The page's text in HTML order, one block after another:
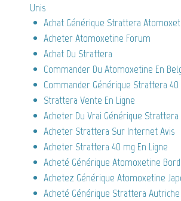
Unis
Achat Générique Strattera
Acheter Atomoxetine Forum
Achat Du Strattera
Commander Du Atomoxetine En
Commander Générique Strattera 40
Strattera Vente En Ligne
Acheter Du Vrai Générique Strattera
Acheter Strattera Sur Internet Avis
Acheter Strattera 40 mg En Ligne
Acheté Générique Atomoxetine
Achetez Générique Atomoxetine
Acheté Générique Strattera Autriche